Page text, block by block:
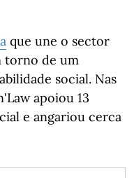
que une o sector
torno de um
social. Nas
apoiou 13
e angariou cerca